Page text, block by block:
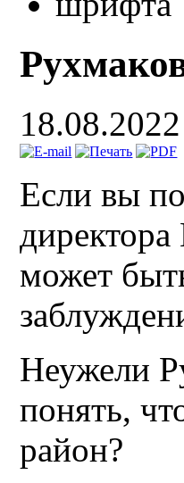
Если вы
может
Неужели
понять,
район?